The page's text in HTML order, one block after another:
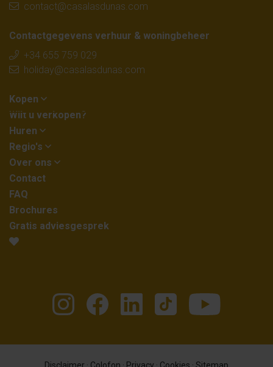
contact@casalasdunas.com
Contactgegevens verhuur & woningbeheer
+34 655 759 029
holiday@casalasdunas.com
Kopen
Wilt u verkopen?
Huren
Regio's
Over ons
Contact
FAQ
Brochures
Gratis adviesgesprek